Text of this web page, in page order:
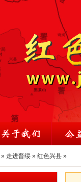
» 走进晋绥 » 红色兴县 »